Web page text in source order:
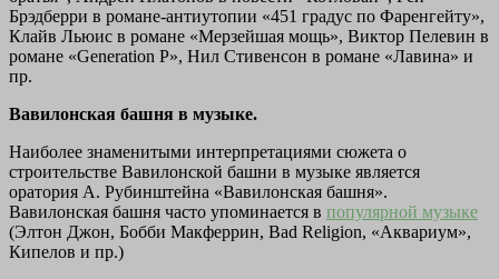
Брэдберри в романе-антиутопии «451 градус по Фаренгейту»,
Клайв Льюис в романе «Мерзейшая мощь», Виктор Пелевин в
романе «Generation P», Нил Стивенсон в романе «Лавина» и
пр.
Вавилонская башня в музыке.
Наиболее знаменитыми интерпретациями сюжета о
строительстве Вавилонской башни в музыке является
оратория А. Рубинштейна «Вавилонская башня».
Вавилонская башня часто упоминается в популярной музыке
(Элтон Джон, Бобби Макферрин, Bad Religion, «Аквариум»,
Кипелов и пр.)